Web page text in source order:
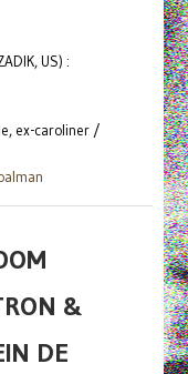
US) :
ex-caroliner /
&
DE